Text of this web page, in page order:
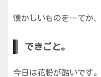
懐かしいものを…てか
できごと。
今日は花粉が酷いで